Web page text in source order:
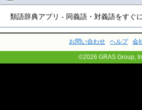
類語辞典アプリ - 同義語・対義語をすぐ
お問い合わせ ヘルプ 会
©2026 GRAS Group,